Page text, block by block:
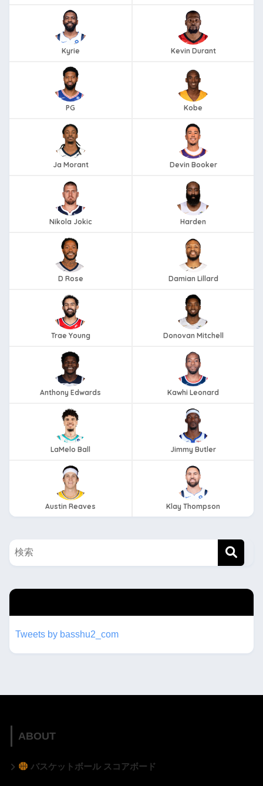
Kyrie Kevin Durant
PG Kobe
Ja Morant Devin Booker
Nikola Jokic Harden
D Rose Damian Lillard
Trae Young Donovan Mitchell
Anthony Edwards Kawhi Leonard
LaMelo Ball Jimmy Butler
Austin Reaves Klay Thompson
Tweets by basshu2_com
ABOUT
バスケットボール スコアボード